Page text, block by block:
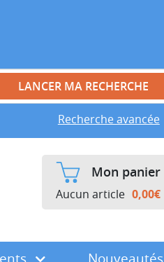
Recherche avancée
Mon panier
Aucun article 0,00€
Nouveautés